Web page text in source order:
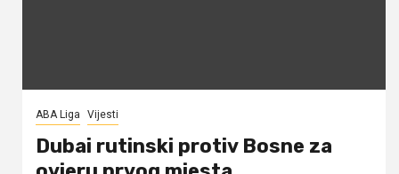
ABA Liga Vijesti
Dubai rutinski protiv Bosne za